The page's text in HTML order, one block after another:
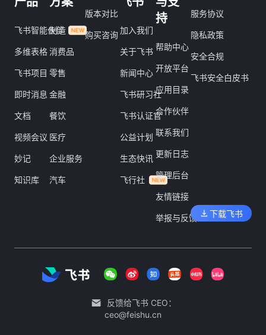
飞书智能伙伴
多维表格
飞书项目
即时消息
文档
视频会议
妙记
知识库
制造
消费品
零售
金融
餐饮
医疗
企业服务
汽车
版本对比
购买咨询 加入我们
关于飞书
新闻中心
飞书研习社
飞书认证官
公益计划
生态快讯
飞行社
持
帮助中心
开放平台
应用目录
合作伙伴
联系我们
更新日志
管理后台
友情链接
举报与反馈
服务协议
隐私政策
安全合规
飞书安全白皮书
下载飞书
反馈给飞书 CEO：
ceo@feishu.cn